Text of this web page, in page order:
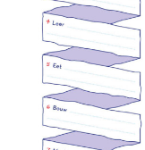
Dagboekklets
drie pagina’s:
Over jouw dag
Wat heb je
was er
Over jouw gevoel